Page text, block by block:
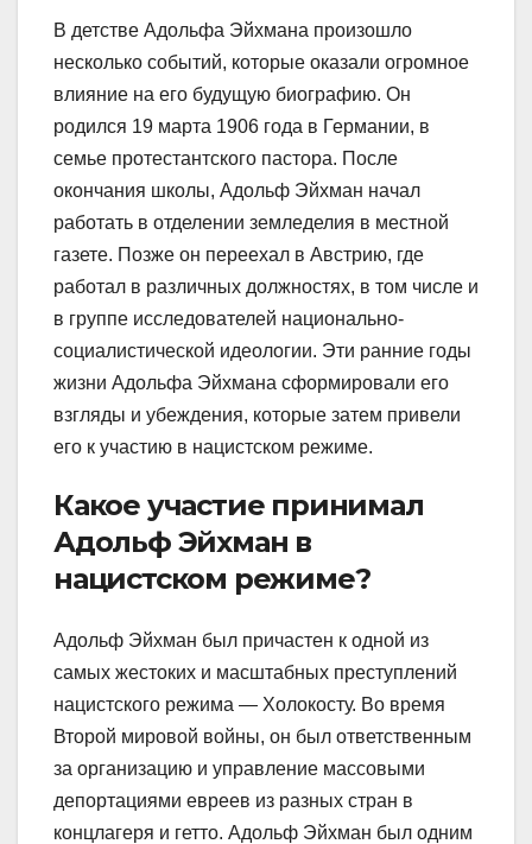
В детстве Адольфа Эйхмана произошло
несколько событий, которые оказали огромное
влияние на его будущую биографию. Он
родился 19 марта 1906 года в Германии, в
семье протестантского пастора. После
окончания школы, Адольф Эйхман начал
работать в отделении земледелия в местной
газете. Позже он переехал в Австрию, где
работал в различных должностях, в том числе и
в группе исследователей национально-
социалистической идеологии. Эти ранние годы
жизни Адольфа Эйхмана сформировали его
взгляды и убеждения, которые затем привели
его к участию в нацистском режиме.
Какое участие принимал
Адольф Эйхман в
нацистском режиме?
Адольф Эйхман был причастен к одной из
самых жестоких и масштабных преступлений
нацистского режима — Холокосту. Во время
Второй мировой войны, он был ответственным
за организацию и управление массовыми
депортациями евреев из разных стран в
концлагеря и гетто. Адольф Эйхман был одним